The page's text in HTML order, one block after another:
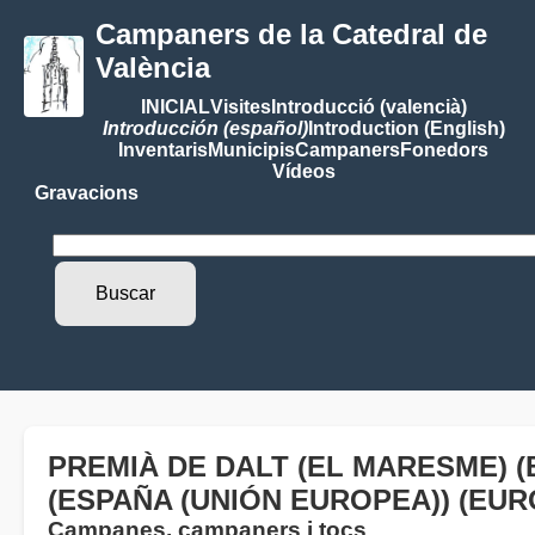
Campaners de la Catedral de
València
INICIALVisitesIntroducció (valencià)
Introducción (español)Introduction (English)
InventarisMunicipisCampanersFonedors
Vídeos
Gravacions
PREMIÀ DE DALT (EL MARESME)
(ESPAÑA (UNIÓN EUROPEA))
Campanes, campaners i tocs